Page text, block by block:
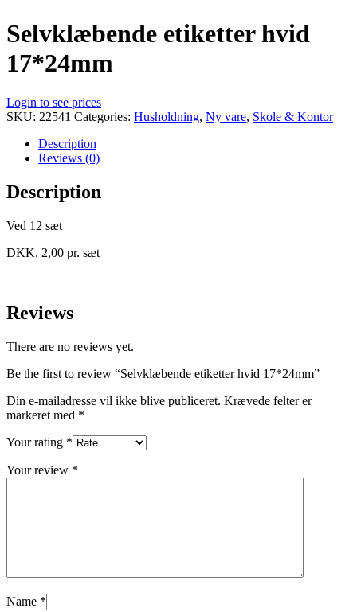
Selvklæbende etiketter hvid
17*24mm
Login to see prices
SKU: 22541 Categories: Husholdning, Ny vare, Skole & Kontor
Description
Reviews (0)
Description
Ved 12 sæt
DKK. 2,00 pr. sæt
Reviews
There are no reviews yet.
Be the first to review “Selvklæbende etiketter hvid 17*24mm”
Din e-mailadresse vil ikke blive publiceret. Krævede felter er
markeret med *
Your rating *
Your review *
Name *